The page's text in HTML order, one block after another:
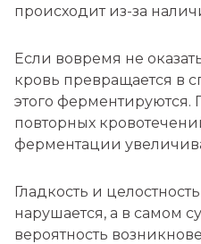
происходит из-за
Если вовремя не
кровь превращается в
этого
повторных
ферментации
Гладкость и
нарушается, а в самом
вероятность